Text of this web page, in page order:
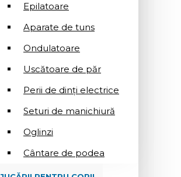
Epilatoare
Aparate de tuns
Ondulatoare
Uscătoare de păr
Perii de dinți electrice
Seturi de manichiură
Oglinzi
Cântare de podea